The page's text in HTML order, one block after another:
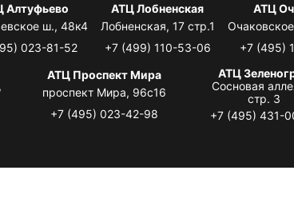
Алтуфьево
ш., 48к4
023-81-52
АТЦ Лобненская
Лобненская, 17 стр.1
+7 (499) 110-53-06
АТЦ
+7 (495)
АТЦ Проспект Мира
проспект Мира, 96с16
+7 (495) 023-42-98
АТЦ
Сосновая
стр. 3
+7 (495) 431-